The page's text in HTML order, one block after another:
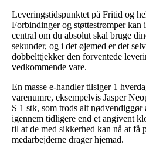
Leveringstidspunktet på Fritid og
Forbindinger og støttestrømper
central om du absolut skal bruge
sekunder, og i det øjemed er det
dobbelttjekker den forventede
vedkommende vare.
En masse e-handler tilsiger 1
varenumre, eksempelvis Jasper
S 1 stk, som trods alt nødvendiggør
igennem tidligere end et angivent
til at de med sikkerhed kan nå at få
medarbejderne drager hjemad.